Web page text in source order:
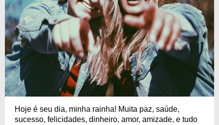
Hoje é seu dia, minha rainha! Muita paz, saúde,
sucesso, felicidades, dinheiro, amor, amizade, e tudo